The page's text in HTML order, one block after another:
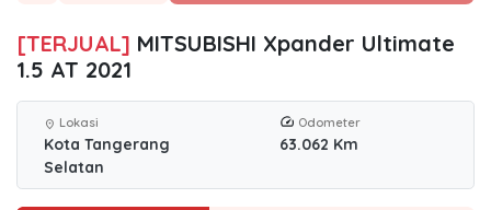
[TERJUAL] MITSUBISHI Xpander Ultimate
1.5 AT 2021
location_on Lokasi
Kota Tangerang
Selatan
Odometer
63.062 Km